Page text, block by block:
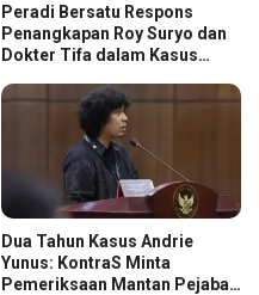
Peradi Bersatu Respons
Penangkapan Roy Suryo dan
Dokter Tifa dalam Kasus
Dua Tahun Kasus Andrie
Yunus: KontraS Minta
Pemeriksaan Mantan Pejabat